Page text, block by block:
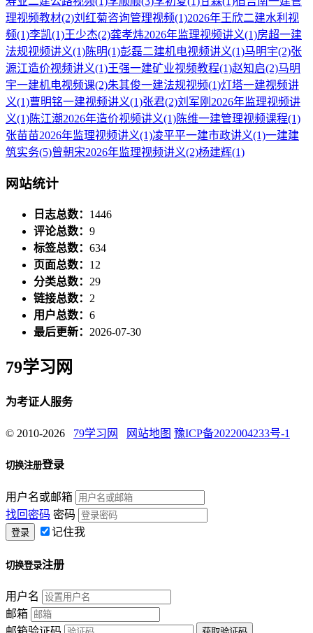
理视频教材(2)刘红菊咨询管理视频(1)2026年王欣二建水利视
频(1)李凯(1)王少杰(2)龚孝炜2026年监理视频讲义(1)房超一建
法规视频讲义(1)陈明(1)彭磊二建机电视频讲义(1)马明宇(2)张
源江造价视频讲义(1)王强一建矿业视频教程(1)赵知启(2)马明
宇一建机电视频课(2)朱其俊一建法规视频(1)灯塔一建视频讲
义(1)曹明铭一建视频讲义(1)张君(2)刘军刚2026年监理视频讲
义(1)陈江潮2026年造价视频讲义(1)陈维一建管理视频课程(1)
张苗苗2026年监理视频讲义(1)凌平平一建市政讲义(1)一建建
筑实务(5)曾朝宋2026年监理视频讲义(2)杨建辉(1)
网站统计
日志总数： 1446
评论总数： 9
标签总数： 634
页面总数： 12
分类总数： 29
链接总数： 2
用户总数： 6
最后更新： 2026-07-30
79学习网
为考证人服务
© 2010-2026 79学习网 网站地图 豫ICP备2022004233号-1
切换注册登录
用户名或邮箱
找回密码 密码
记住我
切换登录注册
用户名
邮箱